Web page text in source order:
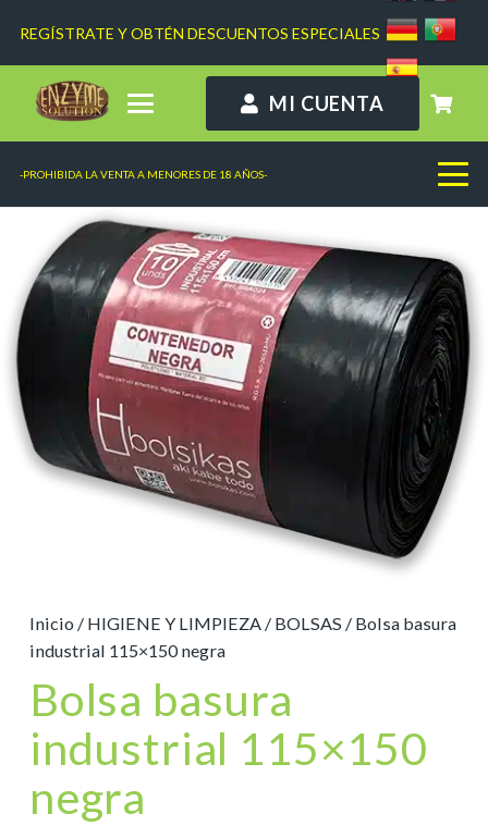
REGÍSTRATE Y OBTÉN DESCUENTOS ESPECIALES
MI CUENTA
-PROHIBIDA LA VENTA A MENORES DE 18 AÑOS-
Inicio / HIGIENE Y LIMPIEZA / BOLSAS / Bolsa basura
industrial 115×150 negra
Bolsa basura
industrial 115×150
negra